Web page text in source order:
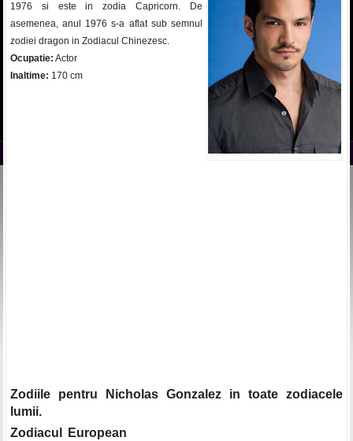
1976 si este in zodia Capricorn. De
asemenea, anul 1976 s-a aflat sub semnul
zodiei dragon in Zodiacul Chinezesc.
Ocupatie: Actor
Inaltime: 170 cm
Zodiile pentru Nicholas Gonzalez in toate zodiacele
lumii.
Zodiacul European